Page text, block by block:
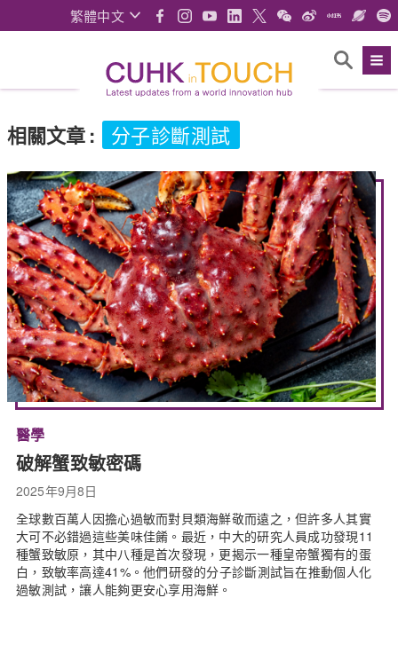
繁體中文
相關文章: 分子診斷測試
醫學
破解蟹致敏密碼
2025年9月8日
全球數百萬人因擔心過敏而對貝類海鮮敬而遠之，但許多人其實
大可不必錯過這些美味佳餚。最近，中大的研究人員成功發現11
種蟹致敏原，其中八種是首次發現，更揭示一種皇帝蟹獨有的蛋
白，致敏率高達41%。他們研發的分子診斷測試旨在推動個人化
過敏測試，讓人能夠更安心享用海鮮。